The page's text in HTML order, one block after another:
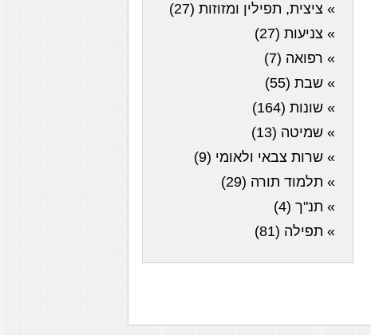
» ציצית, תפילין ומזוזות (27)
» צניעות (27)
» רפואה (7)
» שבת (55)
» שונות (164)
» שמיטה (13)
» שרות צבאי ולאומי (9)
» תלמוד תורה (29)
» תנ"ך (4)
» תפילה (81)